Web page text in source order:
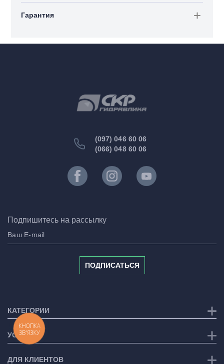
Гарантия
(097) 046 60 06
(066) 048 60 06
Подпишитесь на рассылку
ПОДПИСАТЬСЯ
КАТЕГОРИИ
УСЛУГИ
ДЛЯ КЛИЕНТОВ
КНОПКА
ЗВ'ЯЗКУ